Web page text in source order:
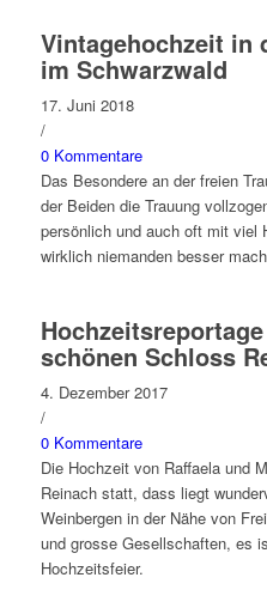
Vintagehochzeit in
im Schwarzwald
17. Juni 2018
/
0 Kommentare
Das Besondere an der freien
der Beiden die Trauung
persönlich und auch oft mit viel
wirklich niemanden besser
schönen Schloss
4. Dezember 2017
/
0 Kommentare
Die Hochzeit von Raffaela und
Reinach statt, dass liegt
Weinbergen in der Nähe von
und grosse Gesellschaften, es
Hochzeitsfeier.